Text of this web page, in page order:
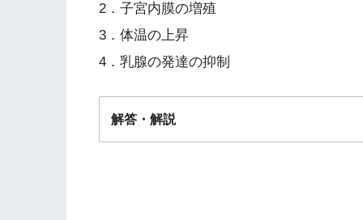
2．子宮内膜の増殖
3．体温の上昇
4．乳腺の発達の抑制
解答・解説